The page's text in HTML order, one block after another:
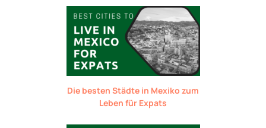
Die besten Städte in Mexiko zum
Leben für Expats